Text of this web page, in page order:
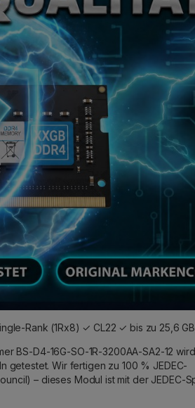
Rank (1Rx8) ✓ CL22 ✓ bis zu 25,6
BS-D4-16G-SO-1R-3200AA-SA2-12
getestet. Wir fertigen zu 100 % JEDEC-
– dieses Modul ist mit der JEDEC-